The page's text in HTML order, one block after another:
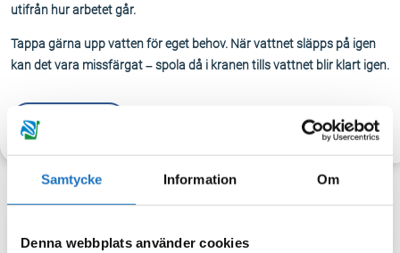
Samtycke Information Om
Denna webbplats använder cookies
utifrån hur arbetet går.
Tappa gärna upp vatten för eget behov. När vattnet släpps på igen
kan det vara missfärgat – spola då i kranen tills vattnet blir klart igen.